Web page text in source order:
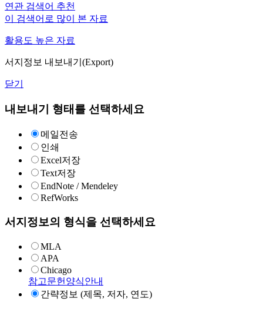
연관 검색어 추천
이 검색어로 많이 본 자료
활용도 높은 자료
서지정보 내보내기(Export)
닫기
내보내기 형태를 선택하세요
메일전송
인쇄
Excel저장
Text저장
EndNote / Mendeley
RefWorks
서지정보의 형식을 선택하세요
MLA
APA
Chicago
참고문헌양식안내
간략정보 (제목, 저자, 연도)